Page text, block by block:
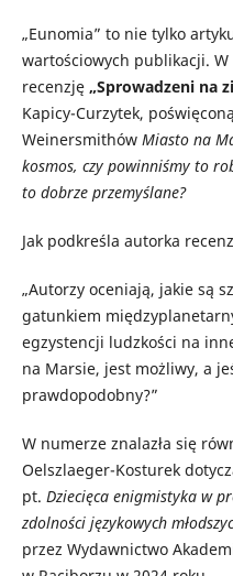
„Eunomia” to nie tylko
wartościowych publikacji.
recenzję „Sprowadzeni na
Kapicy-Curzytek,
Weinersmithów Miasto na
kosmos, czy powinniśmy to
to dobrze przemyślane?
Jak podkreśla autorka
„Autorzy oceniają, jakie są
gatunkiem
egzystencji ludzkości na
na Marsie, jest możliwy, a
prawdopodobny?”
W numerze znalazła się
Oelszlaeger-Kosturek
pt. Dziecięca enigmistyka w
zdolności językowych
przez Wydawnictwo